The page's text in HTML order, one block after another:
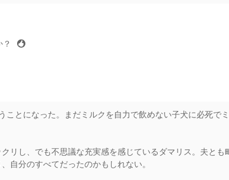
ことになった。まだミルクを自力で飲めない子犬に必死で
リし、でも不思議な充実感を感じているダマリス。夫と
自分のすべてだったのかもしれない。